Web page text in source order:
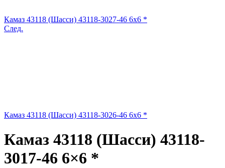
Камаз 43118 (Шасси) 43118-3027-46 6x6 *
След.
Камаз 43118 (Шасси) 43118-3026-46 6x6 *
Камаз 43118 (Шасси) 43118-
3017-46 6×6 *